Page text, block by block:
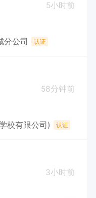
5小时前
分公司 认证
58分钟前
校有限公司) 认证
3小时前